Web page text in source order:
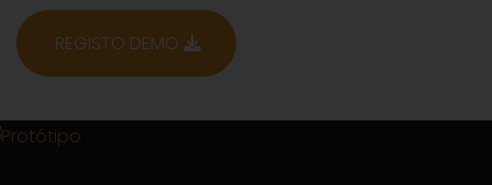
REGISTO DEMO